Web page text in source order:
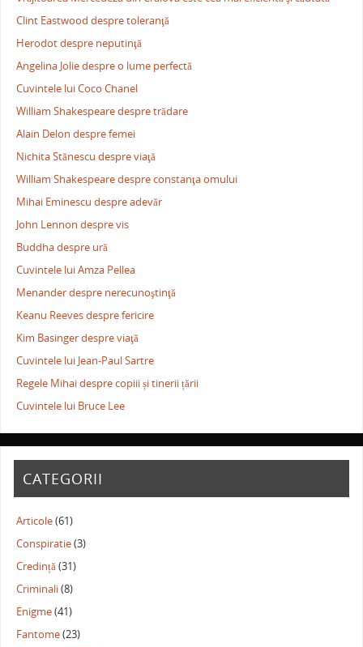
Clint Eastwood despre toleranţă
Herodot despre neputinţă
Angelina Jolie despre o lume perfectă
Cuvintele lui Coco Chanel
William Shakespeare despre trădare
Alain Delon despre femei
Nichita Stănescu despre viaţă
William Shakespeare despre constanţa omului
Mihai Eminescu despre adevăr
John Lennon despre vis
Buddha despre ură
Cuvintele lui Amza Pellea
Menander despre nerecunoştinţă
Keanu Reeves despre fericire
Kim Basinger despre viaţă
Cuvintele lui Jean-Paul Sartre
Regele Mihai despre copiii și tinerii țării
Cuvintele lui Bruce Lee
CATEGORII
Articole(61)
Conspiratie(3)
Credință(31)
Criminali(8)
Enigme(41)
Fantome(23)